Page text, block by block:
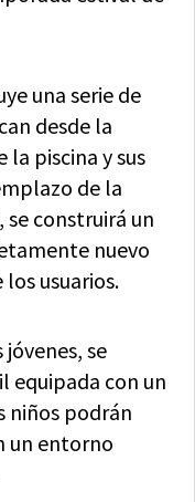
una serie de
desde la
piscina y sus
de la
construirá un
nuevo
usuarios.
se
equipada con un
niños podrán
un entorno